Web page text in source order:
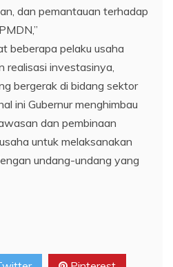
dan pemantauan terhadap
beberapa pelaku usaha
realisasi investasinya,
bergerak di bidang sektor
Gubernur menghimbau
dan pembinaan
untuk melaksanakan
undang-undang yang